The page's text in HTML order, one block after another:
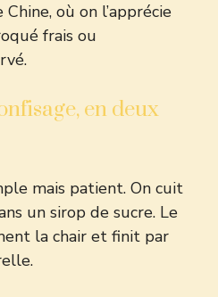
où on l’apprécie
frais ou
en deux
mais patient. On cuit
un sirop de sucre. Le
la chair et finit par